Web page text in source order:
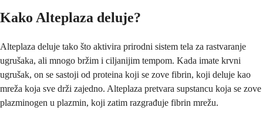
Kako Alteplaza deluje?
Alteplaza deluje tako što aktivira prirodni sistem tela za rastvaranje
ugrušaka, ali mnogo bržim i ciljanijim tempom. Kada imate krvni
ugrušak, on se sastoji od proteina koji se zove fibrin, koji deluje kao
mreža koja sve drži zajedno. Alteplaza pretvara supstancu koja se zove
plazminogen u plazmin, koji zatim razgrađuje fibrin mrežu.